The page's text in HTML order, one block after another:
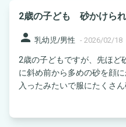
2歳の子ども 砂かけら
person 乳幼児/男性 - 2026/02/18
2歳の子どもですが、先ほど
に斜め前から多めの砂を顔
入ったみたいで服にたくさん